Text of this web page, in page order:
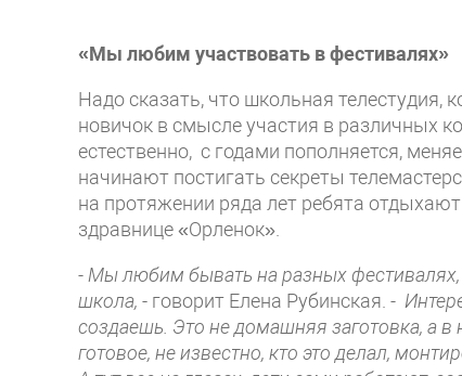
«Мы любим участвовать в фестивалях»
Надо сказать, что школьная телестудия,
новичок в смысле участия в различных
естественно, с годами пополняется,
начинают постигать секреты
на протяжении ряда лет ребята
здравнице «Орленок».
- Мы любим бывать на разных фестивалях,
школа, - говорит Елена Рубинская. -
создаешь. Это не домашняя заготовка, а в
готовое, не известно, кто это делал,